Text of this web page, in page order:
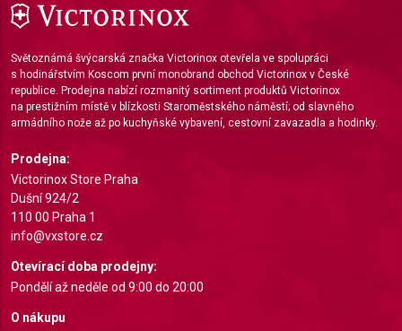
Světoznámá švýcarská značka Victorinox otevřela ve spolupráci
s hodinářstvím Koscom první monobrand obchod Victorinox v České
republice. Prodejna nabízí rozmanitý sortiment produktů Victorinox
na prestižním místě v blízkosti Staroměstského náměstí; od slavného
armádního nože až po kuchyňské vybavení, cestovní zavazadla a hodinky.
Prodejna:
Victorinox Store Praha
Dušní 924/2
110 00 Praha 1
info@vxstore.cz
Otevírací doba prodejny:
Pondělí až neděle od 9:00 do 20:00
O nákupu
Create profiles for personalised advertising
Use profiles to select personalised
advertising
Create profiles to personalise content
Measure advertising performance
Measure content performance
combinations of data from different sources